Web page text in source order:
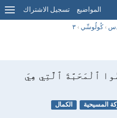
المواضيع تسجيل الاشتراك
›كُولُوسِّي ›٣
ٱلْمَحَبَّةَ ٱلَّتِي هِيَ
المسيحية الكمال